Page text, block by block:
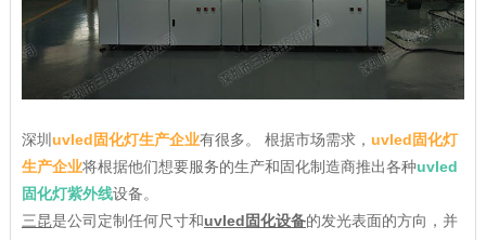
深圳 uvled固化灯生产企业有很多。 根据市场需求， uvled固化灯
生产企业将根据他们想要服务的生产和固化制造商推出各种uvled
固化灯紫外线设备。
三昆是公司定制任何尺寸和uvled固化设备的发光表面的方向，并